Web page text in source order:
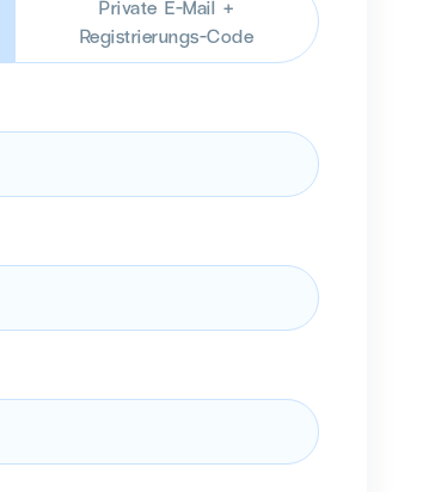
Private E-Mail +
Registrierungs-Code